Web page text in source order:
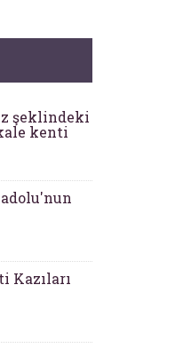
şeklindeki
kenti
Kazıları